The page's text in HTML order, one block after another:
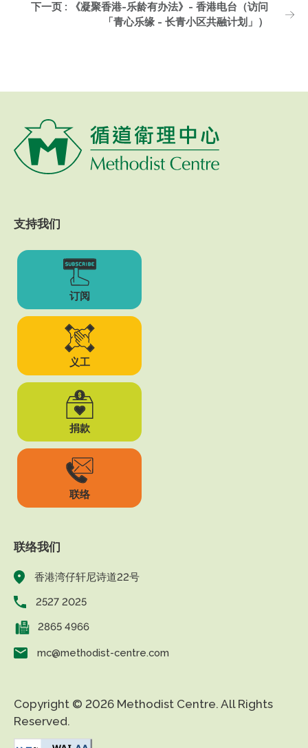
下一页 : 《凝聚香港-乐龄有办法》- 香港电台（访问
「青心乐缘 - 长青小区共融计划」）
支持我们
订阅
义工
捐款
联络
联络我们
香港湾仔轩尼诗道22号
2527 2025
2865 4966
mc@methodist-centre.com
Copyright © 2026 Methodist Centre. All Rights
Reserved.